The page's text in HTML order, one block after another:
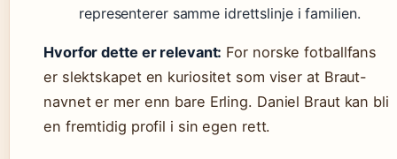
representerer samme idrettslinje i familien.
Hvorfor dette er relevant: For norske fotballfans
er slektskapet en kuriositet som viser at Braut-
navnet er mer enn bare Erling. Daniel Braut kan bli
en fremtidig profil i sin egen rett.